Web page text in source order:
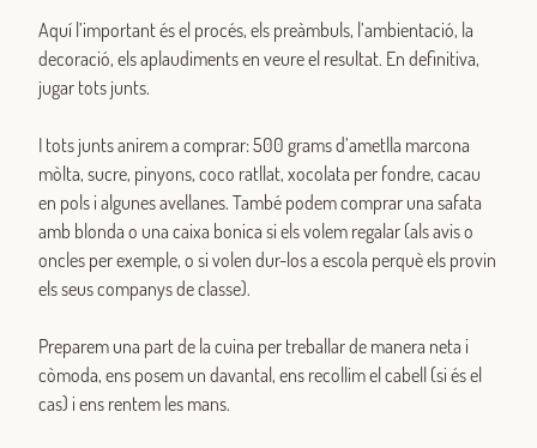
Aquí l’important és el procés, els preàmbuls, l’ambientació, la
decoració, els aplaudiments en veure el resultat. En definitiva,
jugar tots junts.
I tots junts anirem a comprar: 500 grams d’ametlla marcona
mòlta, sucre, pinyons, coco ratllat, xocolata per fondre, cacau
en pols i algunes avellanes. També podem comprar una safata
amb blonda o una caixa bonica si els volem regalar (als avis o
oncles per exemple, o si volen dur-los a escola perquè els provin
els seus companys de classe).
Preparem una part de la cuina per treballar de manera neta i
còmoda, ens posem un davantal, ens recollim el cabell (si és el
cas) i ens rentem les mans.